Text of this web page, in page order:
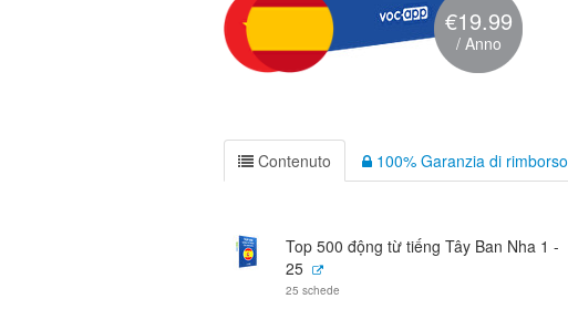
€19.99
/ Anno
Contenuto 100% Garanzia di rimborso
Top 500 động từ tiếng Tây Ban Nha 1 -
25
25 schede